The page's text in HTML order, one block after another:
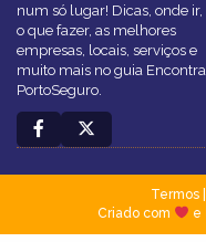
num só lugar! Dicas, onde ir,
o que fazer, as melhores
empresas, locais, serviços e
muito mais no guia Encontra
PortoSeguro.
Termos|
Criado com
e